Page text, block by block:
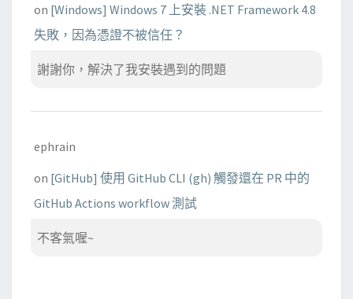
on [Windows] Windows 7 上安裝 .NET Framework 4.8
失敗，因為憑證不被信任？
謝謝你，解決了我安裝遇到的問題
ephrain
on [GitHub] 使用 GitHub CLI (gh) 觸發還在 PR 中的
GitHub Actions workflow 測試
不客氣喔~